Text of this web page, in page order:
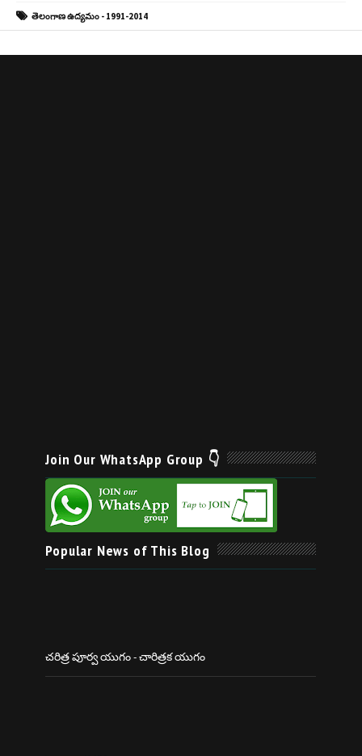
తెలంగాణ ఉద్యమం - 1991-2014
Join Our WhatsApp Group 👇
Popular News of This Blog
చరిత్ర పూర్వ యుగం - చారిత్రక యుగం